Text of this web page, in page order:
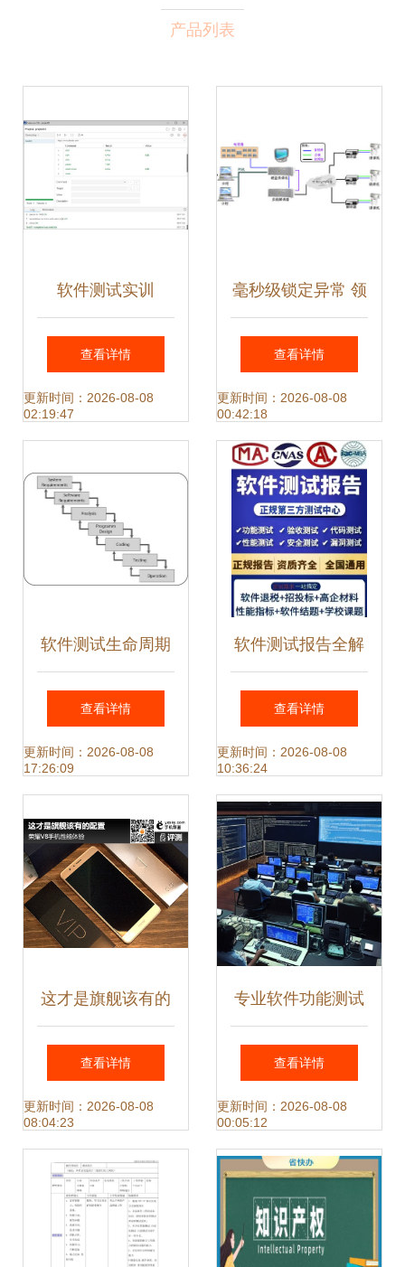
产品列表
软件测试实训
Selenium IDE界面
自动化测试与录制
务中的应用
查看详情
更新时间：2026-08-08
02:19:47
毫秒级锁定异常 领
测测与纵畅电子监
考方案
查看详情
更新时间：2026-08-08
00:42:18
软件测试生命周期
构建可靠软件的系
统化路径与专业测
查看详情
更新时间：2026-08-08
17:26:09
软件测试报告全解
析 从价值到落地的
完整指南
查看详情
更新时间：2026-08-08
10:36:24
这才是旗舰该有的
配置 荣耀V8手机
性能体验与软件测
试服务解析
查看详情
更新时间：2026-08-08
08:04:23
专业软件功能测试
与评测报告服务解
析
查看详情
更新时间：2026-08-08
00:05:12